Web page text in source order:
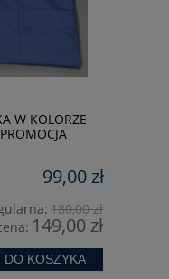
W KOLORZE
99,00 zł
180,00 zł
149,00 zł
DO KOSZYKA